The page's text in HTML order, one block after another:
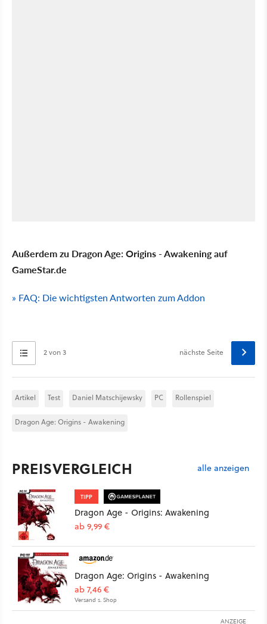
Außerdem zu Dragon Age: Origins - Awakening auf
GameStar.de
» FAQ: Die wichtigsten Antworten zum Addon
2 von 3 nächste Seite
Artikel Test Daniel Matschijewsky PC Rollenspiel
Dragon Age: Origins - Awakening
PREISVERGLEICH alle anzeigen
TIPP
Dragon Age - Origins: Awakening
ab 9,99 €
Dragon Age: Origins - Awakening
ab 7,46 €
Versand s. Shop
ANZEIGE